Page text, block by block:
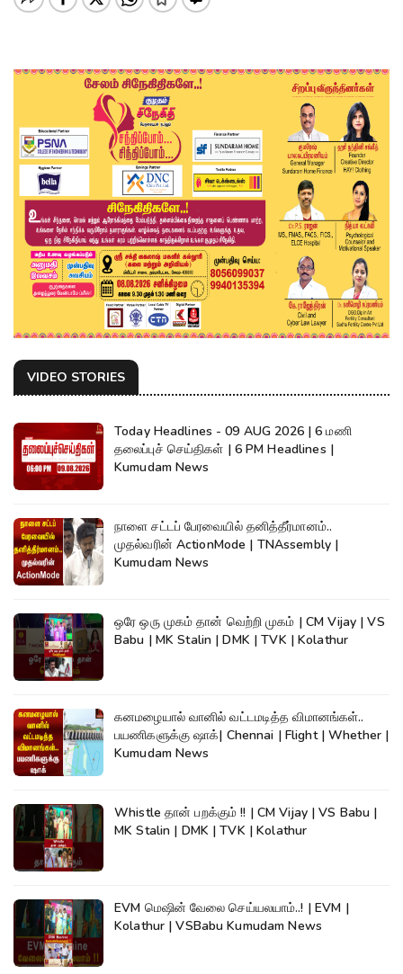
VIDEO STORIES
Today Headlines - 09 AUG 2026 | 6 மணி
தலைப்புச் செய்திகள் | 6 PM Headlines |
Kumudam News
நாளை சட்டப் பேரவையில் தனித்தீர்மானம்..
முதல்வரின் ActionMode | TNAssembly |
Kumudam News
ஒரே ஒரு முகம் தான் வெற்றி முகம் | CM Vijay | VS
Babu | MK Stalin | DMK | TVK | Kolathur
கனமழையால் வானில் வட்டமடித்த விமானங்கள்..
பயணிகளுக்கு ஷாக்| Chennai | Flight | Whether |
Kumudam News
Whistle தான் பறக்கும் !! | CM Vijay | VS Babu |
MK Stalin | DMK | TVK | Kolathur
EVM மெஷின் வேலை செய்யலயாம்..! | EVM |
Kolathur | VSBabu Kumudam News